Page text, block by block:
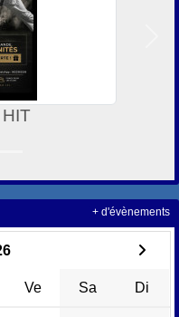
Ve Sa Di
+ d'évènements